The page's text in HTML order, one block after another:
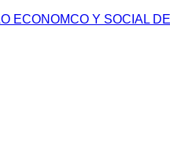
ECONOMCO Y SOCIAL